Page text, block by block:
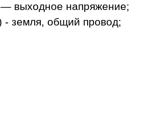
выходное напряжение;
- земля, общий провод;